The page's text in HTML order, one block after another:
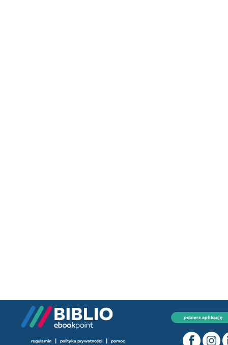
pobierz aplikację
regulamin | polityka prywatności | pomoc